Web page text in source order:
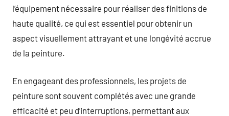
l’équipement nécessaire pour réaliser des finitions de
haute qualité, ce qui est essentiel pour obtenir un
aspect visuellement attrayant et une longévité accrue
de la peinture.
En engageant des professionnels, les projets de
peinture sont souvent complétés avec une grande
efficacité et peu d’interruptions, permettant aux